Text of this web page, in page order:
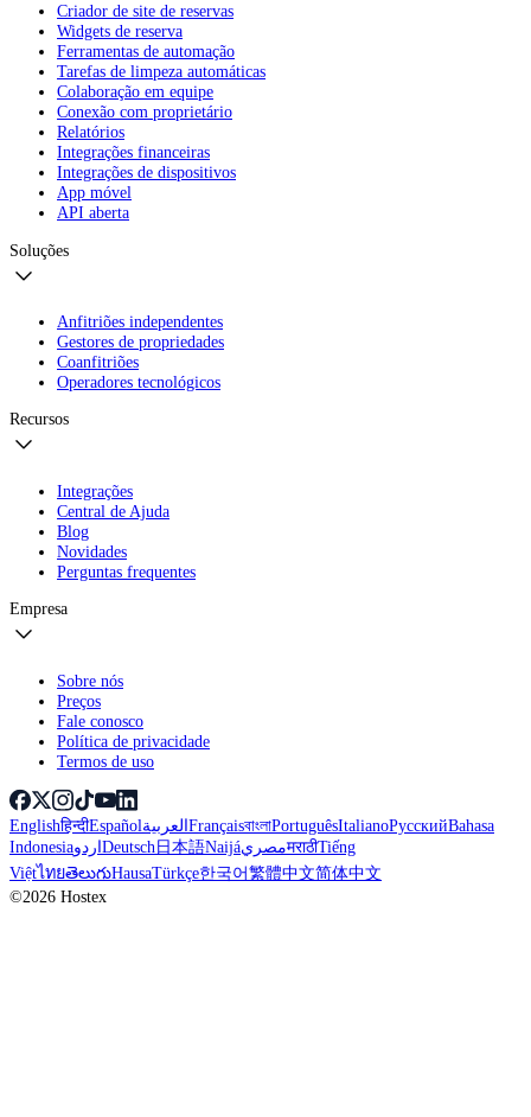
Criador de site de reservas
Widgets de reserva
Ferramentas de automação
Tarefas de limpeza automáticas
Colaboração em equipe
Conexão com proprietário
Relatórios
Integrações financeiras
Integrações de dispositivos
App móvel
API aberta
Soluções
Anfitriões independentes
Gestores de propriedades
Coanfitriões
Operadores tecnológicos
Recursos
Integrações
Central de Ajuda
Blog
Novidades
Perguntas frequentes
Empresa
Sobre nós
Preços
Fale conosco
Política de privacidade
Termos de uso
Englishहिन्दीEspañolالعربيةFrançaisবাংলাPortuguêsItalianoРусскийBahasa
IndonesiaاردوDeutsch日本語NaijáمصريमराठीTiếng
ViệtไทยతెలుగుHausaTürkçe한국어繁體中文简体中文
©2026 Hostex